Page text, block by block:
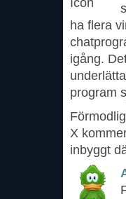
ha flera
igång.
program
X
inbyggt